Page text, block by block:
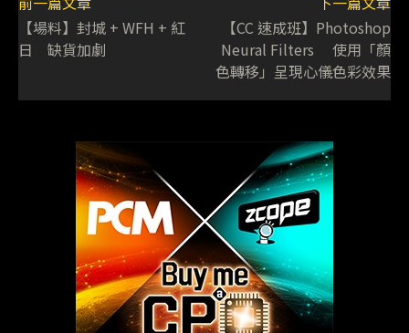
【場料】封城 + WFH + 紅
日 缺貨加劇
【CC 速成班】Photoshop
Neural Filters 使用「顏
色轉移」呈現心儀色彩效果